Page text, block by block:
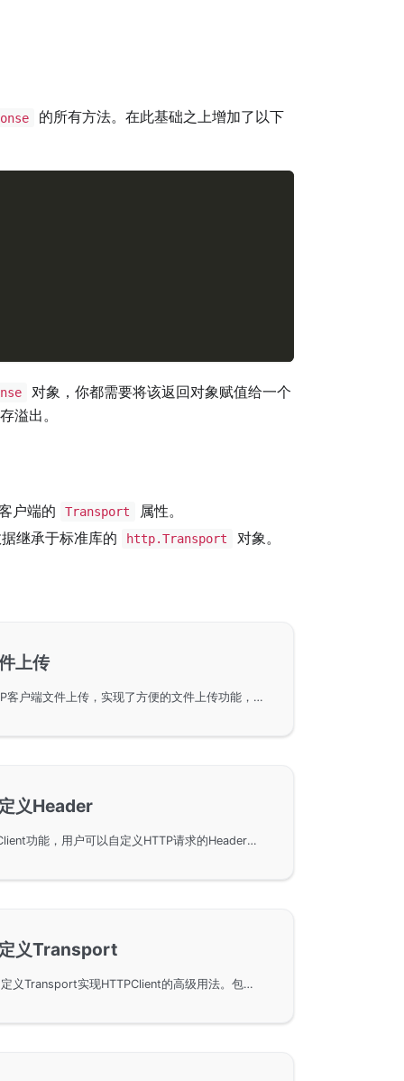
的所有方法。在此基础之上增加了以下
对象，你都需要将该返回对象赋值给一个
溢出。
户端的 Transport
属性。
继承于标准库的
http.Transport 对象。
上传
使用GoFrame框架进行HTTP客户端文件上传，实现了方便的文件上传功能，并提供了三个主要的接口以支持单个和多个文件的上传。详细讲解了服务端及客户端的实现代码，并提供了自定义文件名称和规范路由接收上传文件的方法，适用于需要集成文件上传功能的开发场景。
义Header
通过GoFrame框架的HTTPClient功能，用户可以自定义HTTP请求的Header信息。本文介绍了如何利用SetHeader、SetHeaderMap和SetHeaderRaw等方法设置和发送Header，从而实现自定义链路跟踪信息，如Span-Id和Trace-Id。通过简单的代码示例，展示了客户端如何与服务端交互并返回结果。
义Transport
在GoFrame框架中，通过自定义Transport实现HTTPClient的高级用法。包括使用Unix Socket进行客户端与服务端通信的方法，以及设置客户端连接池大小参数的具体实现。示例提供了大量真实代码片段，帮助开发者更好地理解并应用这些技术。